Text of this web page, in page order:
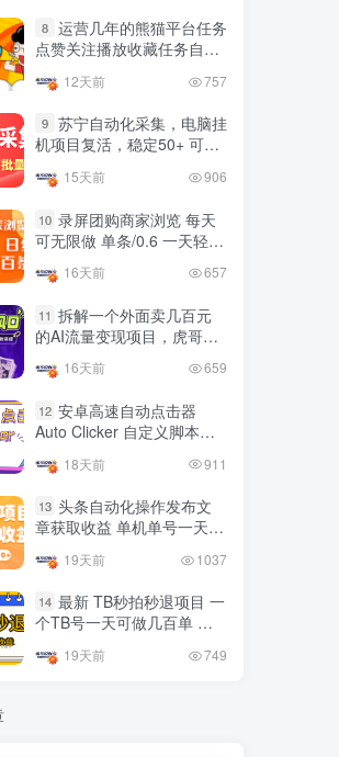
2年前 4560人已阅读
0粉0基础抖音做旅游直播，
30天带货250万GMV，纯利
10万，及经验
国内最多电脑挂机赚钱项目
请联系虎哥
8 运营几年的熊猫平台任务
点赞关注播放收藏任务自动
量
12天前 757
9 苏宁自动化采集，电脑挂
机项目复活，稳定50+ 可批
15天前 906
10 录屏团购商家浏览 每天
可无限做 单条/0.6 一天轻松
16天前 657
11 拆解一个外面卖几百元
的AI流量变现项目，虎哥这
16天前 659
12 安卓高速自动点击器
Auto Clicker 自定义脚本、
工具18天前 911
13 头条自动化操作发布文
章获取收益 单机单号一天下
19天前 1037
14 最新 TB秒拍秒退项目 一
个TB号一天可做几百单 单
19天前 749